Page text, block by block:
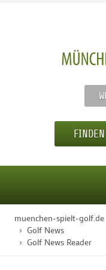
STARTSEITE
muenchen-spielt-golf.de
Golf News
Golf News Reader